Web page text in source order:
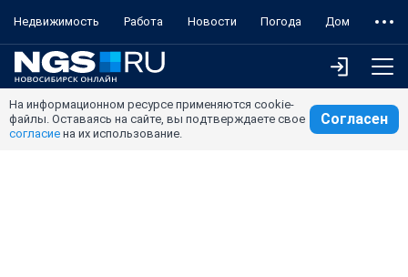
Недвижимость Работа Новости Погода Дом
На информационном ресурсе применяются cookie-
файлы. Оставаясь на сайте, вы подтверждаете свое
согласие на их использование.
Согласен